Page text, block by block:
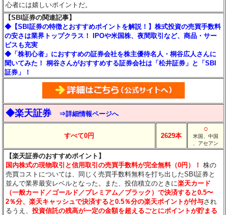
心者には嬉しいポイントだ。
【SBI証券の関連記事】
◆【SBI証券の特徴とおすすめポイントを解説！】株式投資の売買手数料
の安さは業界トップクラス！ IPOや米国株、夜間取引など、商品・サー
ビスも充実
◆「株初心者」におすすめの証券会社を株主優待名人・桐谷広人さんに
聞いてみた！ 桐谷さんがおすすめする証券会社は「松井証券」と「SBI
証券」！
◆楽天証券 ⇒詳細情報ページへ
すべて0円 2629本
○
米国、中国
、アセアン
【楽天証券のおすすめポイント】
国内株式の現物取引と信用取引の売買手数料が完全無料（0円）！ 株の
売買コストについては、同じく売買手数料無料を打ち出したSBI証券と
並んで業界最安レベルとなった。また、投信積立のときに楽天カード
（一般カード／ゴールド／プレミアム／ブラック）で決済すると0.5〜
2％分、楽天キャッシュで決済すると0.5％分の楽天ポイントが付与され
るうえ、投資信託の残高が一定の金額を超えるごとにポイントが貯まる